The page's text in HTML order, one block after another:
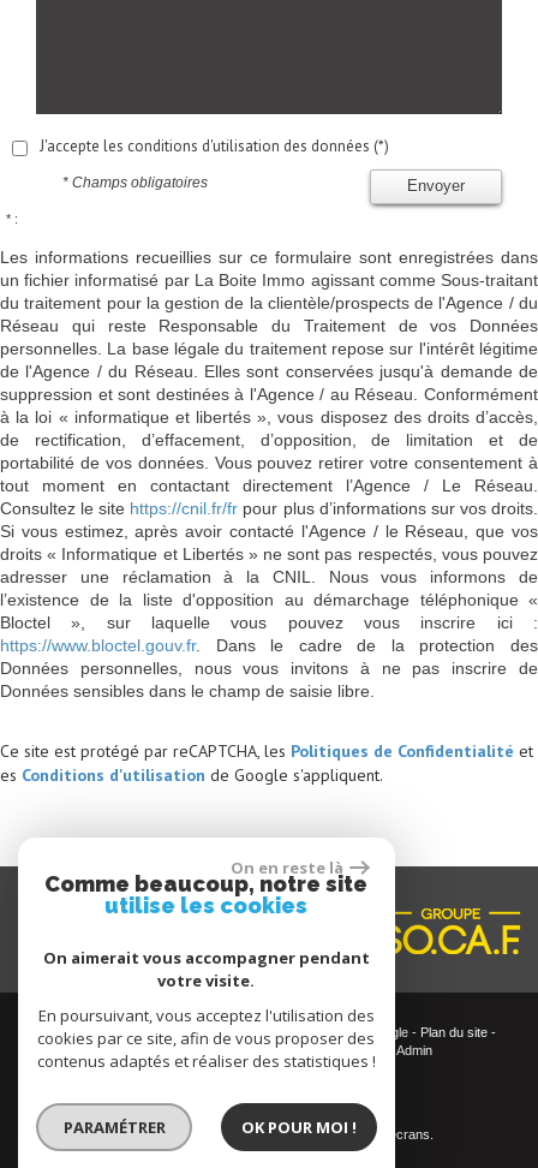
J'accepte les conditions d'utilisation des données (*)
Envoyer
* Champs obligatoires
* :
Les informations recueillies sur ce formulaire sont enregistrées dans
un fichier informatisé par La Boite Immo agissant comme Sous-traitant
du traitement pour la gestion de la clientèle/prospects de l'Agence / du
Réseau qui reste Responsable du Traitement de vos Données
personnelles. La base légale du traitement repose sur l'intérêt légitime
de l'Agence / du Réseau. Elles sont conservées jusqu'à demande de
suppression et sont destinées à l'Agence / au Réseau. Conformément
à la loi « informatique et libertés », vous disposez des droits d’accès,
de rectification, d’effacement, d’opposition, de limitation et de
portabilité de vos données. Vous pouvez retirer votre consentement à
tout moment en contactant directement l’Agence / Le Réseau.
Consultez le site https://cnil.fr/fr pour plus d’informations sur vos droits.
Si vous estimez, après avoir contacté l'Agence / le Réseau, que vos
droits « Informatique et Libertés » ne sont pas respectés, vous pouvez
adresser une réclamation à la CNIL. Nous vous informons de
l’existence de la liste d'opposition au démarchage téléphonique «
Bloctel », sur laquelle vous pouvez vous inscrire ici :
https://www.bloctel.gouv.fr. Dans le cadre de la protection des
Données personnelles, nous vous invitons à ne pas inscrire de
Données sensibles dans le champ de saisie libre.
Ce site est protégé par reCAPTCHA, les Politiques de Confidentialité et
es Conditions d'utilisation de Google s'appliquent.
© 2026 | Tous droits réservés | Traduction powered by Google - Plan du site-
Mentions légales
Nos honoraires Admin
Site internet compatible multi-supports,
un seul site adaptable à tous les types d'écrans.
On en reste là
Comme beaucoup, notre site
utilise les cookies
On aimerait vous accompagner pendant
votre visite.
En poursuivant, vous acceptez l'utilisation des
cookies par ce site, afin de vous proposer des
contenus adaptés et réaliser des statistiques !
PARAMÉTRER OK POUR MOI !